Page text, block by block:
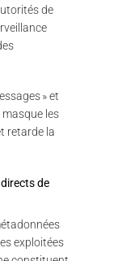
de
» et
masque les
retarde la
de
exploitées